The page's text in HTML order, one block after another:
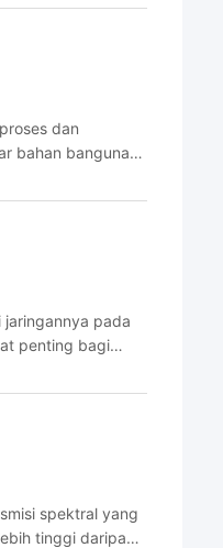
dan
bahan bangunan
pada
penting bagi
spektral yang
tinggi daripada